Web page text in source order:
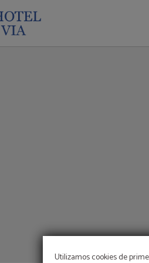
Utilizamos cookies de